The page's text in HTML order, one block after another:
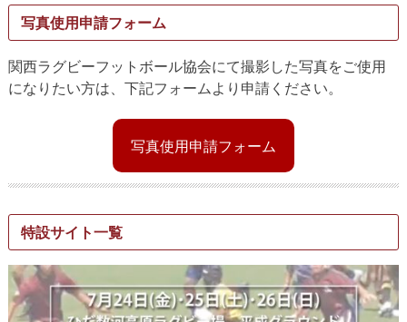
写真使用申請フォーム
関西ラグビーフットボール協会にて撮影した写真をご使用
になりたい方は、下記フォームより申請ください。
写真使用申請フォーム
特設サイト一覧